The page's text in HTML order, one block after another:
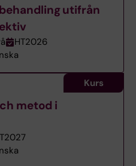
utifrån
HT2026
metod i
Kurs